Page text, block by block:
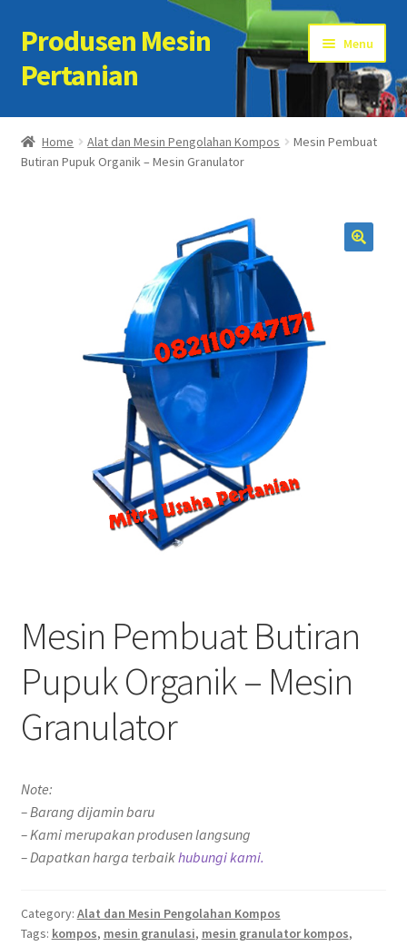
Skip
to
navigation
Skip
to
content
Produsen Mesin
Pertanian
Menu
Home
Artikel
My account
Home Alat dan Mesin Pengolahan Kompos
Mesin Pembuat
Butiran Pupuk Organik – Mesin Granulator
Mesin Pembuat Butiran
Pupuk Organik – Mesin
Granulator
Note:
– Barang dijamin baru
– Kami merupakan produsen langsung
– Dapatkan harga terbaikhubungi kami.
Category: Alat dan Mesin Pengolahan Kompos
Tags: kompos, mesin granulasi, mesin granulator kompos,